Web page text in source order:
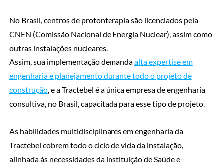
No Brasil, centros de protonterapia são licenciados pela
CNEN (Comissão Nacional de Energia Nuclear), assim como
outras instalações nucleares.
Assim, sua implementação demandaalta expertise em
engenharia e planejamento durante todo o projeto de
construção, e a Tractebel é a única empresa de engenharia
consultiva, no Brasil, capacitada para esse tipo de projeto.
As habilidades multidisciplinares em engenharia da
Tractebel cobrem todo o ciclo de vida da instalação,
alinhada às necessidades da instituição de Saúde e